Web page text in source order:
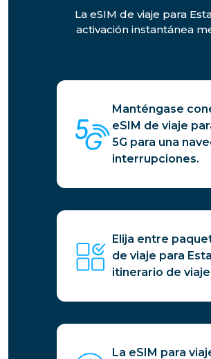
La eSIM de viaje para
activación instantánea
Manténgase
eSIM de viaje
5G para una
interrupciones.
Elija entre
de viaje para
itinerario de
La eSIM para